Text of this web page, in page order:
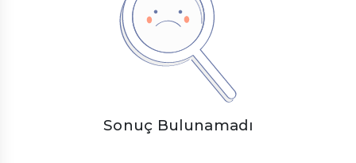
Sonuç Bulunamadı